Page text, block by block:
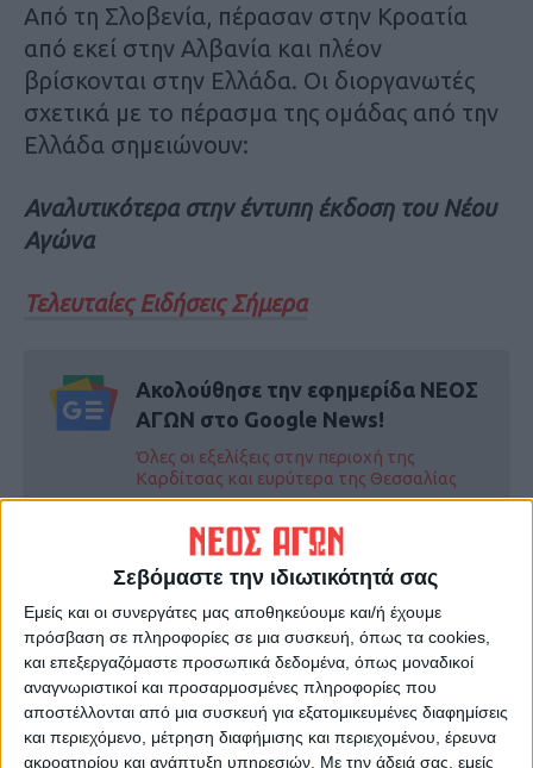
Σεβόμαστε την ιδιωτικότητά σας
Εμείς και οι συνεργάτες μας αποθηκεύουμε και/ή έχουμε
πρόσβαση σε πληροφορίες σε μια συσκευή, όπως τα cookies,
και επεξεργαζόμαστε προσωπικά δεδομένα, όπως μοναδικοί
αναγνωριστικοί και προσαρμοσμένες πληροφορίες που
αποστέλλονται από μια συσκευή για εξατομικευμένες διαφημίσεις
και περιεχόμενο, μέτρηση διαφήμισης και περιεχομένου, έρευνα
ακροατηρίου και ανάπτυξη υπηρεσιών. Με την άδειά σας, εμείς
Από τη Σλοβενία, πέρασαν στην Κροατία
από εκεί στην Αλβανία και πλέον
βρίσκονται στην Ελλάδα. Οι διοργανωτές
σχετικά με το πέρασμα της ομάδας από την
Ελλάδα σημειώνουν:
Αναλυτικότερα στην έντυπη έκδοση του Νέου
Αγώνα
Τελευταίες Ειδήσεις Σήμερα
Ακολούθησε την εφημερίδα ΝΕΟΣ
ΑΓΩΝ στο Google News!
Όλες οι εξελίξεις στην περιοχή της
Καρδίτσας και ευρύτερα της Θεσσαλίας
ΠΡΟΗΓΟΥΜΕΝΟ ΑΡΘΡΟ
Συνεχίζονται οι
ασφαλτοστρώσεις στην πόλη
της Καρδίτσας
Αυτά είναι τα προϊόντα στο
«καλάθι του νοικοκυριού» –
Ποιο είδος καφέ
απορρίφθηκε